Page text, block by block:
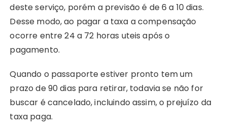
deste serviço, porém a previsão é de 6 a 10 dias.
Desse modo, ao pagar a taxa a compensação
ocorre entre 24 a 72 horas uteis após o
pagamento.
Quando o passaporte estiver pronto tem um
prazo de 90 dias para retirar, todavia se não for
buscar é cancelado, incluindo assim, o prejuízo da
taxa paga.